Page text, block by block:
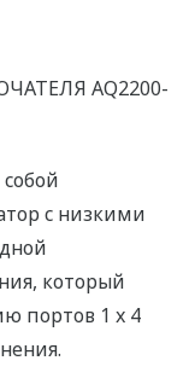
AQ2200-
с низкими
который
портов 1 x 4